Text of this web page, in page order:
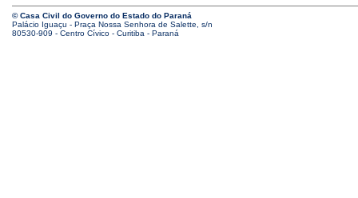
© Casa Civil do Governo do Estado do Paraná
Palácio Iguaçu - Praça Nossa Senhora de Salette, s/n
80530-909 - Centro Cívico - Curitiba - Paraná